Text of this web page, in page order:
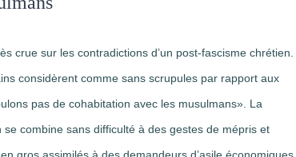
crue sur les contradictions d’un post-fascisme chrétien.
considèrent comme sans scrupules par rapport aux
pas de cohabitation avec les musulmans». La
combine sans difficulté à des gestes de mépris et
gros assimilés à des demandeurs d’asile économiques,